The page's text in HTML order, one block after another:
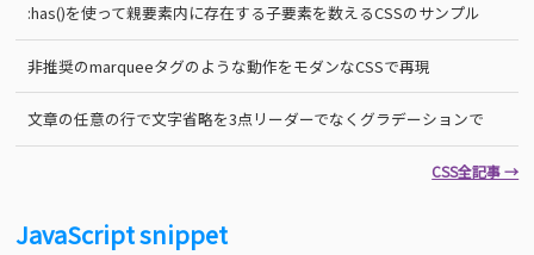
:has()を使って親要素内に存在する子要素を数えるCSSのサンプル
非推奨のmarqueeタグのような動作をモダンなCSSで再現
文章の任意の行で文字省略を3点リーダーでなくグラデーションで
CSS全記事 →
JavaScript snippet